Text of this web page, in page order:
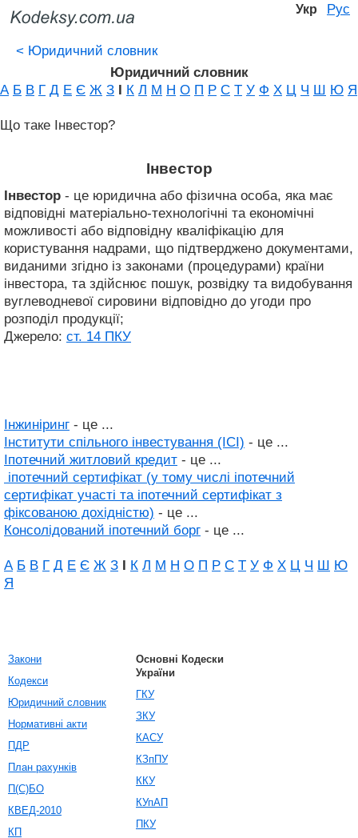
Укр Рус
< Юридичний словник
Юридичний словник
А Б В Г Д Е Є Ж З І К Л М Н О П Р С Т У Ф Х Ц Ч Ш Ю Я
Що таке Інвестор?
Інвестор
Інвестор - це юридична або фізична особа, яка має
відповідні матеріально-технологічні та економічні
можливості або відповідну кваліфікацію для
користування надрами, що підтверджено документами,
виданими згідно із законами (процедурами) країни
інвестора, та здійснює пошук, розвідку та видобування
вуглеводневої сировини відповідно до угоди про
розподіл продукції;
Джерело: ст. 14 ПКУ
Інжиніринг - це ...
Інститути спільного інвестування (ІСІ) - це ...
Іпотечний житловий кредит - це ...
іпотечний сертифікат (у тому числі іпотечний
сертифікат участі та іпотечний сертифікат з
фіксованою дохідністю) - це ...
Консолідований іпотечний борг - це ...
А Б В Г Д Е Є Ж З І К Л М Н О П Р С Т У Ф Х Ц Ч Ш Ю
Я
Закони
Кодекси
Юридичний словник
Нормативні акти
ПДР
План рахунків
П(С)БО
КВЕД-2010
КП
Основні Кодески
України
ГКУ
ЗКУ
КАСУ
КЗпПУ
ККУ
КУпАП
ПКУ